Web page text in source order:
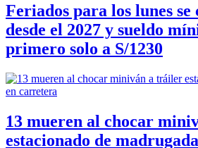
Feriados para los lunes
desde el 2027 y sueldo
primero solo a S/1230
13 mueren al chocar
estacionado de